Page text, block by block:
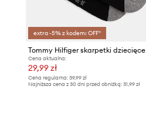
extra -5% z kodem: OFF*
Cena aktualna:
29,99 zł
Cena regularna: 39,99 zł
Najniższa cena z 30 dni przed obniżką: 31,99 zł